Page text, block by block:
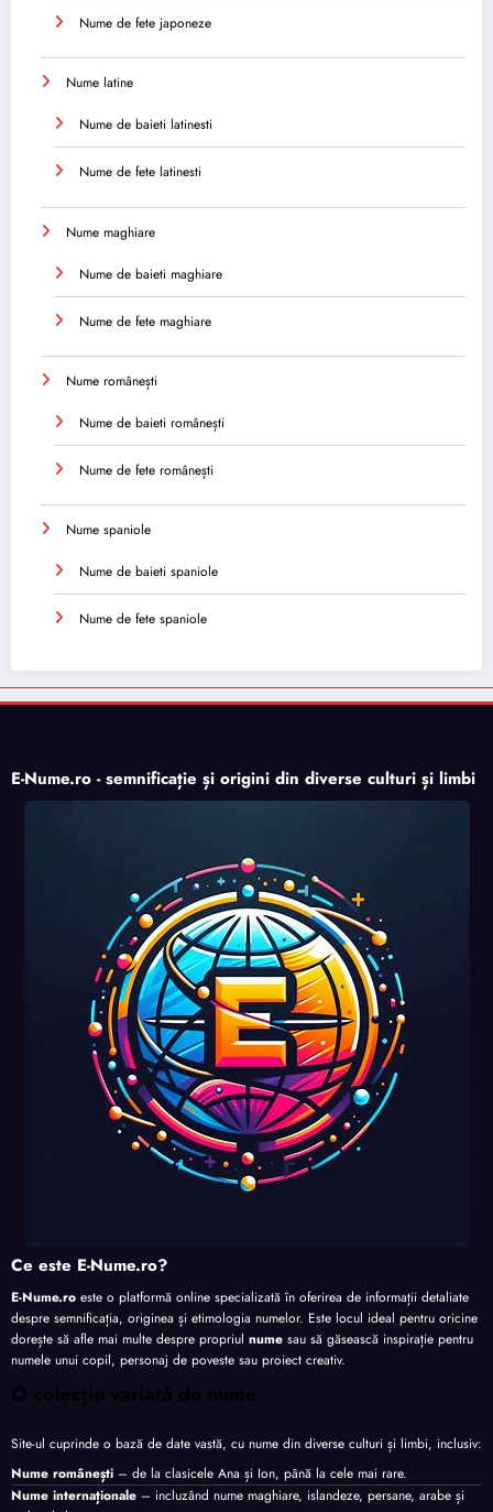
Nume de fete japoneze
Nume latine
Nume de baieti latinesti
Nume de fete latinesti
Nume maghiare
Nume de baieti maghiare
Nume de fete maghiare
Nume românești
Nume de baieti românești
Nume de fete românești
Nume spaniole
Nume de baieti spaniole
Nume de fete spaniole
E-Nume.ro - semnificație și origini din diverse culturi și limbi
Ce este E-Nume.ro?
E-Nume.ro este o platformă online specializată în oferirea de informații detaliate
despre semnificația, originea și etimologia numelor. Este locul ideal pentru oricine
dorește să afle mai multe despre propriul nume sau să găsească inspirație pentru
numele unui copil, personaj de poveste sau proiect creativ.
O colecție variată de nume
Site-ul cuprinde o bază de date vastă, cu nume din diverse culturi și limbi, inclusiv:
Nume românești – de la clasicele Ana și Ion, până la cele mai rare.
Nume internaționale – incluzând nume maghiare, islandeze, persane, arabe și